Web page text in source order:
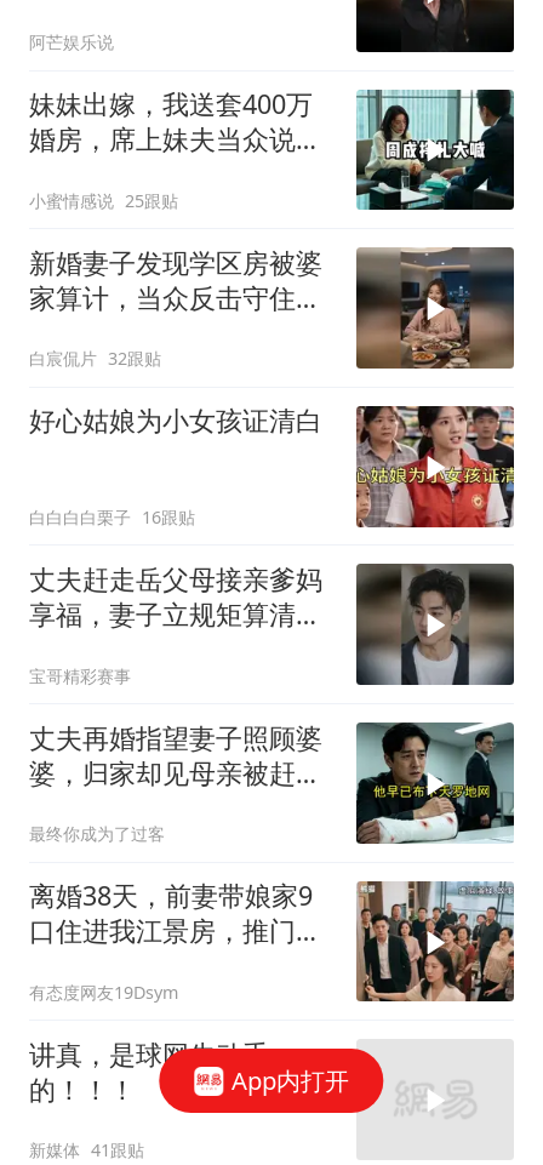
阿芒娱乐说
妹妹出嫁，我送套400万
婚房，席上妹夫当众说：
小蜜情感说 25跟贴
新婚妻子发现学区房被婆
家算计，当众反击守住婚
白宸侃片 32跟贴
好心姑娘为小女孩证清白
白白白白栗子 16跟贴
丈夫赶走岳父母接亲爹妈
享福，妻子立规矩算清每
宝哥精彩赛事
丈夫再婚指望妻子照顾婆
婆，归家却见母亲被赶出
最终你成为了过客
离婚38天，前妻带娘家9
口住进我江景房，推门瞬
有态度网友19Dsym
讲真，是球网先动手
的！！！
新媒体 41跟贴
App内打开